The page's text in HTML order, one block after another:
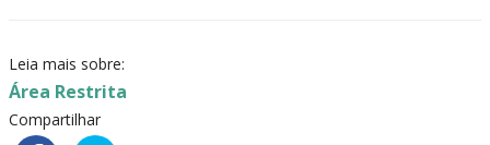
Leia mais sobre:
Área Restrita
Compartilhar